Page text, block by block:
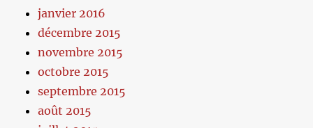
janvier 2016
décembre 2015
novembre 2015
octobre 2015
septembre 2015
août 2015